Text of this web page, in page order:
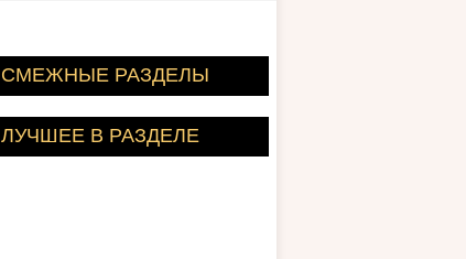
СМЕЖНЫЕ РАЗДЕЛЫ
ЛУЧШЕЕ В РАЗДЕЛЕ